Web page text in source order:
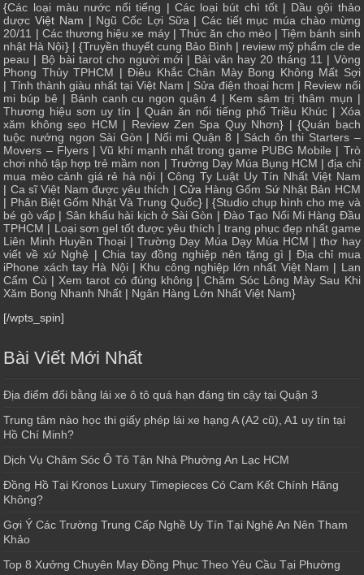
{Các loại màu nước nổi tiếng | Các loại bút chì tốt| Dầu gội thảo
dược Việt Nam | Ngũ Cốc Lợi Sữa | Các tiết mục múa chào mừng
20/11 | Các thương hiệu xe máy|Thức ăn cho mèo|Tiệm bánh sinh
nhật Hà Nội} | {Truyền thuyết cung Bảo Bình | review mỹ phẩm cle de
peau | Bộ bài tarot cho người mới| Bài văn hay 20 tháng 11 | Vòng
Phong Thủy TPHCM |Điêu Khắc Chân Mày Bong Không Mất Sợi
| Tỉnh thành giàu nhất tại Việt Nam | Sửa điện thoại hcm | Review nối
mi búp bê | Bánh canh cu ngon quận 4| Kem sâm trị thâm mụn |
Thương hiệu sơn uy tín | Quán ăn nổi tiếng phố Triều Khúc| Xóa
xăm không sẹo HCM | Review Zen Spa Quy Nhơn} | {Quán bạch
tuộc nướng ngon Sài Gòn | Nối mi Quận 8 | Sách ôn thi Starters –
Movers – Flyers| Vũ khí mạnh nhất trong game PUBG Mobile | Trò
chơi nhỏ tập hợp trẻ mầm non | Trường Dạy Múa Bụng HCM | địa chỉ
mua mèo cảnh giá rẻ hà nội |Công Ty Luật Uy Tín Nhất Việt Nam
| Ca sĩ Việt Nam được yêu thích | Cửa Hàng Gốm Sứ Nhật Bản HCM
| Phân Biệt Gốm Nhật Và Trung Quốc} | {Studio chụp hình cho mẹ và
bé gò vấp | Sân khấu hài kịch ở Sài Gòn |Đào Tạo Nối Mi Hàng Đầu
TPHCM | Loại sơn gel tốt được yêu thích | trang phục đẹp nhất game
Liên Minh Huyền Thoại|Trường Dạy Múa Dạy Múa HCM |thơ hay
viết về xứ Nghệ | Chia tay đồng nghiệp nên tặng gì | Địa chỉ mua
iPhone xách tay Hà Nội| Khu công nghiệp lớn nhất Việt Nam | Lan
Cẩm Cù | Xem tarot có đúng không |Chăm Sóc Lông Mày Sau Khi
Xăm Bong Nhanh Nhất | Ngân Hàng Lớn Nhất Việt Nam}
[/wpts_spin]
Bài Viết Mới Nhất
Địa điểm đổi bằng lái xe ô tô quá hạn đáng tin cậy tại Quận 3
Trung tâm nào học thi giấy phép lái xe hạng A (A2 cũ), A1 uy tín tại
Hồ Chí Minh?
Dịch Vụ Chăm Sóc Ô Tô Tận Nhà Phường An Lạc HCM
Đồng Hồ Tại Kronos Luxury Timepieces Có Cam Kết Chính Hãng
Không?
Gợi Ý Các Trường Trung Cấp Nghề Uy Tín Tại Nghệ An Nên Tham
Khảo
Top 8 Xưởng Chuyên May Đồng Phục Theo Yêu Cầu Tại Phường